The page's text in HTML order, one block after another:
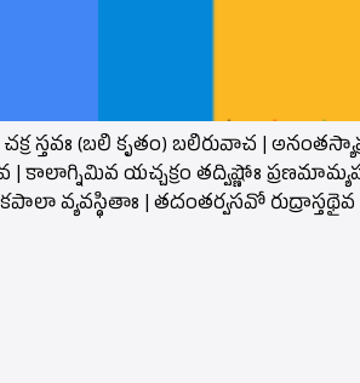
చక్ర స్తవః (బలి కృతం) బలిరువాచ |
| కాలాగ్నిమివ యచ్చక్రం తద్విష్ణోః
వ్యవస్థితాః | తదంతర్వసవో